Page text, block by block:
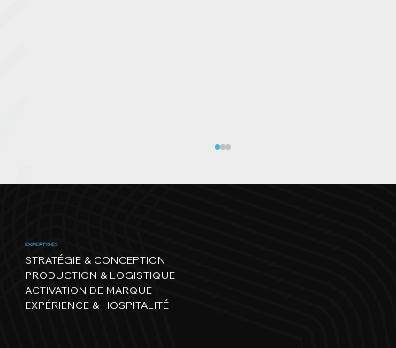
EXPERTISES
STRATÉGIE & CONCEPTION
PRODUCTION & LOGISTIQUE
ACTIVATION DE MARQUE
EXPÉRIENCE & HOSPITALITÉ